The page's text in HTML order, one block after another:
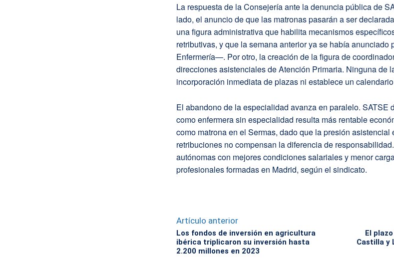
La respuesta de la Consejería ante la denuncia pública de
lado, el anuncio de que las matronas pasarán a ser
una figura administrativa que habilita mecanismos
retributivas, y que la semana anterior ya se había anunciado
Enfermería—. Por otro, la creación de la figura de
direcciones asistenciales de Atención Primaria. Ninguna de
incorporación inmediata de plazas ni establece un
El abandono de la especialidad avanza en paralelo. SATSE
como enfermera sin especialidad resulta más rentable
como matrona en el Sermas, dado que la presión asistencial
retribuciones no compensan la diferencia de
autónomas con mejores condiciones salariales y menor
profesionales formadas en Madrid, según el sindicato.
Artículo anterior
Los fondos de inversión en agricultura
ibérica triplicaron su inversión hasta
2.200 millones en 2023
El
Castilla y